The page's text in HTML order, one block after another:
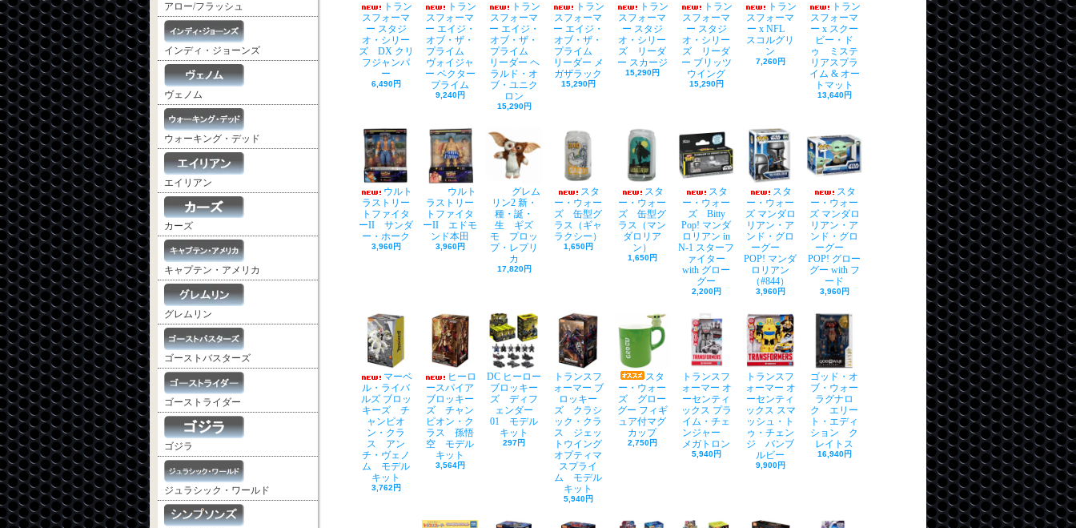
アロー/フラッシュ
インディ・ジョーンズ
ヴェノム
ウォーキング・デッド
エイリアン
カーズ
キャプテン・アメリカ
グレムリン
ゴーストバスターズ
ゴーストライダー
ゴジラ
ジュラシック・ワールド
トラン
スフォーマ
ー スタジ
オ・シリー
ズ DX クリ
フジャンパ
ー
6,490円
トラン
スフォーマ
ー エイジ・
オブ・ザ・
プライム
ヴォイジャ
ー ベクター
プライム
9,240円
トラン
スフォーマ
ー エイジ・
オブ・ザ・
プライム
リーダー ヘ
ラルド・オ
ブ・ユニク
ロン
15,290円
トラン
スフォーマ
ー エイジ・
オブ・ザ・
プライム
リーダー メ
ガザラック
15,290円
トラン
スフォーマ
ー スタジ
オ・シリー
ズ リーダ
ー スカージ
15,290円
トラン
スフォーマ
ー スタジ
オ・シリー
ズ リーダ
ー ブリッツ
ウイング
15,290円
トラン
スフォーマ
ー x NFL
スコルグリ
ン
7,260円
トラン
スフォーマ
ー x スクー
ビー・ド
ゥ ミステ
リアスプラ
イム & オー
トマット
13,640円
ウルト
ラストリー
トファイタ
ーII サンダ
ー・ホーク
3,960円
ウルト
ラストリー
トファイタ
ーII エドモ
ンド本田
3,960円
グレム
リン2 新・
種・誕・
生 ギズ
モ プロッ
プ・レプリ
カ
17,820円
スタ
ー・ウォー
ズ 缶型グ
ラス（ギャ
ラクシー）
1,650円
スタ
ー・ウォー
ズ 缶型グ
ラス（マン
ダロリア
ン）
1,650円
スタ
ー・ウォー
ズ Bitty
Pop! マンダ
ロリアン in
N-1 スターフ
ァイター
with グロー
グー
2,200円
スタ
ー・ウォー
ズ マンダロ
リアン・ア
ンド・グロ
ーグー
POP! マンダ
ロリアン
（#844）
3,960円
スタ
ー・ウォー
ズ マンダロ
リアン・ア
ンド・グロ
ーグー
POP! グロー
グー with フ
ード
3,960円
マーベ
ル・ライバ
ルズ ブロッ
キーズ チ
ャンピオ
ン・クラ
ス アン
チ・ヴェノ
ム モデル
キット
3,762円
ヒーロ
ースパイア
ブロッキー
ズ チャン
ピオン・ク
ラス 孫悟
空 モデル
キット
3,564円
DC ヒーロー
ブロッキー
ズ ディフ
ェンダー
01 モデル
キット
297円
トランスフ
ォーマー ブ
ロッキー
ズ クラシ
ック・クラ
ス ジェッ
トウイング
オプティマ
スプライ
ム モデル
キット
5,940円
スタ
ー・ウォー
ズ グロー
グー フィギ
ュア付マグ
カップ
2,750円
トランスフ
ォーマー オ
ーセンティ
ックス プラ
イム・チェ
ンジャー
メガトロン
5,940円
トランスフ
ォーマー オ
ーセンティ
ックス スマ
ッシュ・ト
ゥ・チェン
ジ バンブ
ルビー
9,900円
ゴッド・オ
ブ・ウォー
ラグナロ
ク エリー
ト・エディ
ション ク
レイトス
16,940円